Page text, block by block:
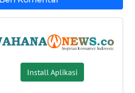
Install Aplikasi